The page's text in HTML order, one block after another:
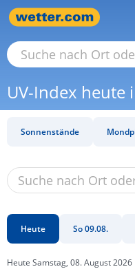
UV-Index heute
Sonnenstände
Heute So 09.08.
Heute Samstag, 08. August 2026